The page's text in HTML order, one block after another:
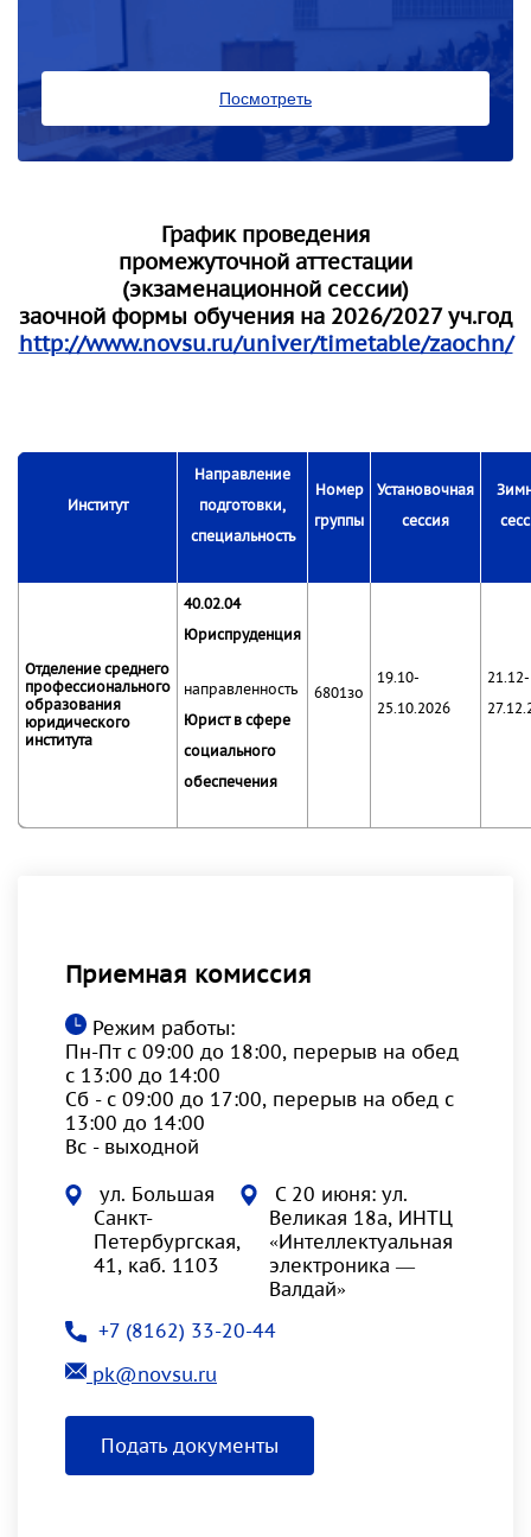
Посмотреть
График проведения
промежуточной аттестации
(экзаменационной сессии)
заочной формы обучения на 2026/2027 уч.год
http://www.novsu.ru/univer/timetable/zaochn/
Институт
Направление
подготовки,
специальность
Номер
группы
Установочная
сессия
Отделение среднего
профессионального
образования
юридического
института
40.02.04
Юриспруденция
направленность
Юрист в сфере
социального
обеспечения
6801зо
19.10-
25.10.2026
21.12-
Приемная комиссия
Режим работы:
Пн-Пт с 09:00 до 18:00, перерыв на обед
с 13:00 до 14:00
Сб - с 09:00 до 17:00, перерыв на обед с
13:00 до 14:00
Вс - выходной
ул. Большая
Санкт-
Петербургская,
41, каб. 1103
С 20 июня: ул.
Великая 18а, ИНТЦ
«Интеллектуальная
электроника —
Валдай»
+7 (8162) 33-20-44
pk@novsu.ru
Подать документы